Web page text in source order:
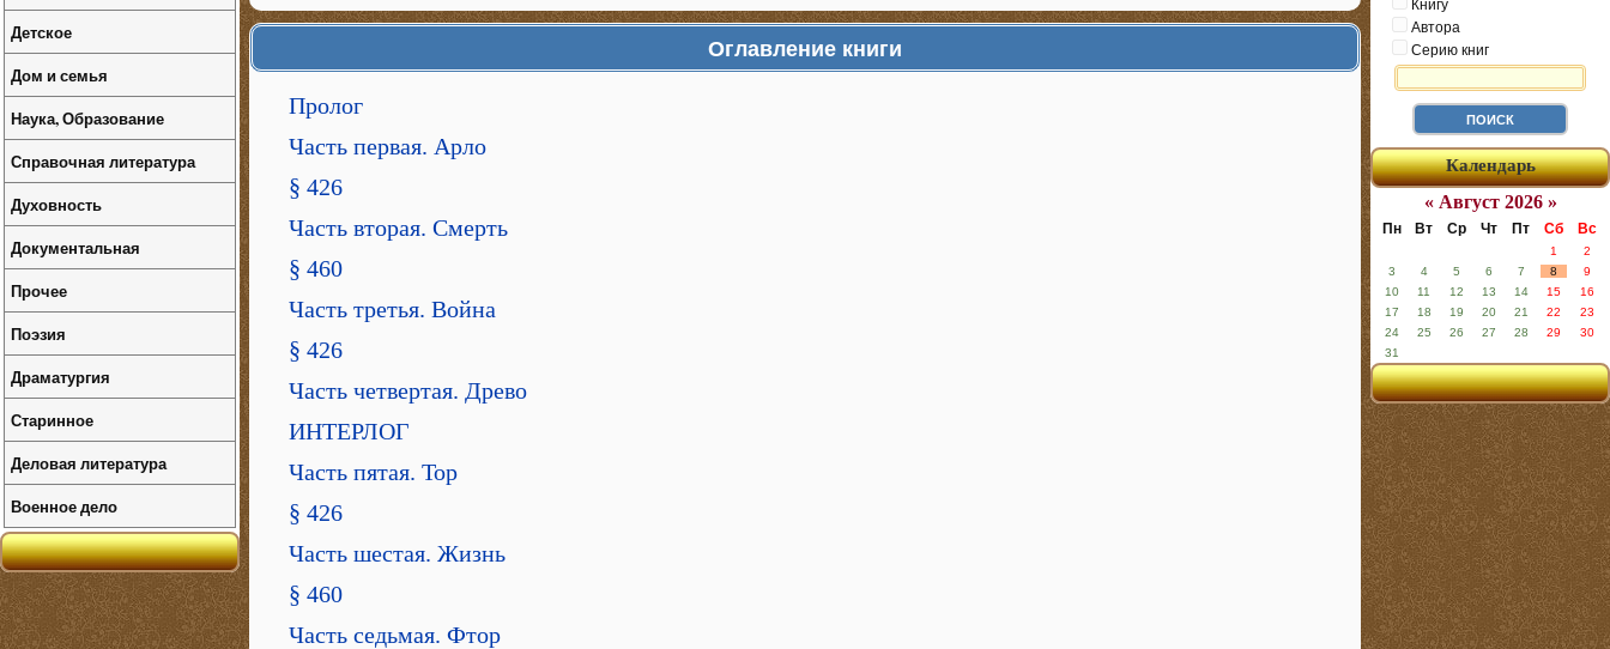
Оглавление книги
Пролог
Часть первая. Арло
§ 426
Часть вторая. Смерть
§ 460
Часть третья. Война
§ 426
Часть четвертая. Древо
ИНТЕРЛОГ
Часть пятая. Тор
§ 426
Часть шестая. Жизнь
§ 460
Часть седьмая. Фтор
Книгу
Автора
Серию книг
Календарь
« Август 2026 »
Пн Вт Ср Чт Пт Сб Вс
1
2
3
4 5 6 7 8
9
10
11 12 13 14 15
16
17
18 19 20 21 22
23
24
25 26 27 28 29
30
31
Детское
Дом и семья
Наука, Образование
Справочная литература
Духовность
Документальная
Прочее
Поэзия
Драматургия
Старинное
Деловая литература
Военное дело